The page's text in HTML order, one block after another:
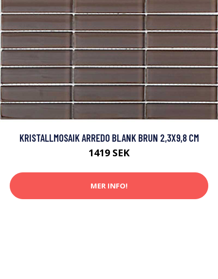
KRISTALLMOSAIK ARREDO BLANK BRUN 2,3X9,8 CM
1419 SEK
MER INFO!